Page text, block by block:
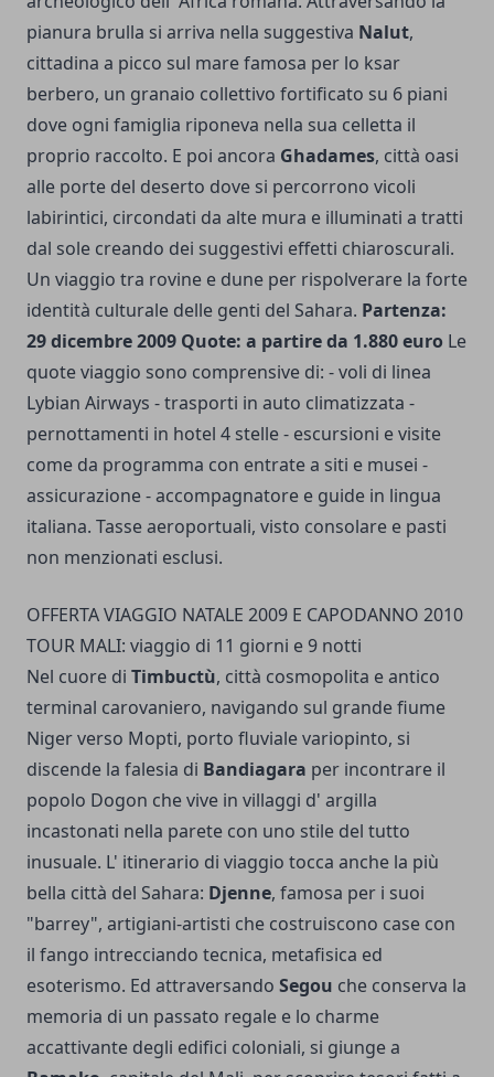
pianura brulla si arriva nella suggestiva Nalut,
cittadina a picco sul mare famosa per lo ksar
berbero, un granaio collettivo fortificato su 6 piani
dove ogni famiglia riponeva nella sua celletta il
proprio raccolto. E poi ancora Ghadames, città oasi
alle porte del deserto dove si percorrono vicoli
labirintici, circondati da alte mura e illuminati a tratti
dal sole creando dei suggestivi effetti chiaroscurali.
Un viaggio tra rovine e dune per rispolverare la forte
identità culturale delle genti del Sahara. Partenza:
29 dicembre 2009 Quote: a partire da 1.880 euro Le
quote viaggio sono comprensive di: - voli di linea
Lybian Airways - trasporti in auto climatizzata -
pernottamenti in hotel 4 stelle - escursioni e visite
come da programma con entrate a siti e musei -
assicurazione - accompagnatore e guide in lingua
italiana. Tasse aeroportuali, visto consolare e pasti
non menzionati esclusi.
OFFERTA VIAGGIO NATALE 2009 E CAPODANNO 2010
TOUR MALI: viaggio di 11 giorni e 9 notti
Nel cuore di Timbuctù, città cosmopolita e antico
terminal carovaniero, navigando sul grande fiume
Niger verso Mopti, porto fluviale variopinto, si
discende la falesia di Bandiagara per incontrare il
popolo Dogon che vive in villaggi d' argilla
incastonati nella parete con uno stile del tutto
inusuale. L' itinerario di viaggio tocca anche la più
bella città del Sahara: Djenne, famosa per i suoi
"barrey", artigiani-artisti che costruiscono case con
il fango intrecciando tecnica, metafisica ed
esoterismo. Ed attraversando Segou che conserva la
memoria di un passato regale e lo charme
accattivante degli edifici coloniali, si giunge a